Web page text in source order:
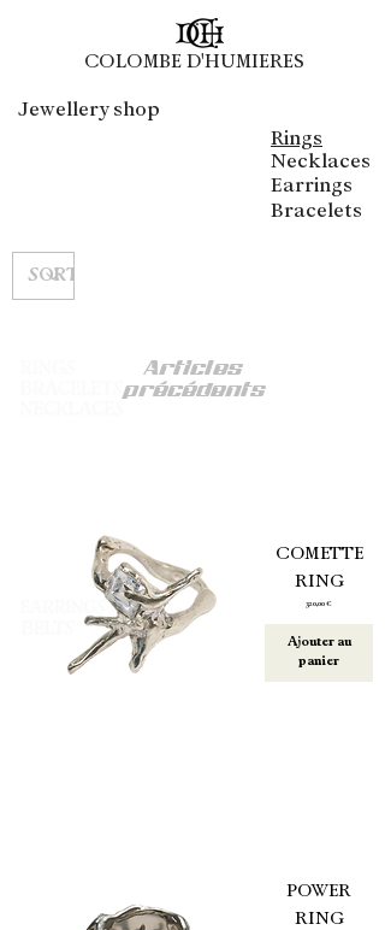
COLOMBE D'HUMIERES
Jewellery shop
Rings
Earrings
Necklaces
Bracelets
Articles
précédents
COMETTE
RING
Prix
320,00 €
Ajouter au
panier
POWER
RING